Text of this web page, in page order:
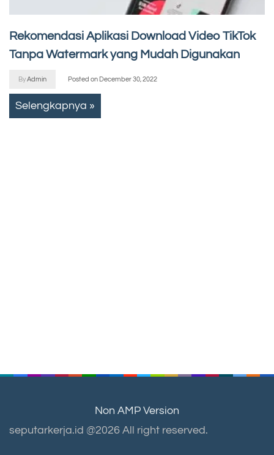
Rekomendasi Aplikasi Download Video TikTok
Tanpa Watermark yang Mudah Digunakan
ByAdmin Posted on December 30, 2022
Selengkapnya »
Non AMP Version
seputarkerja.id @2026 All right reserved.